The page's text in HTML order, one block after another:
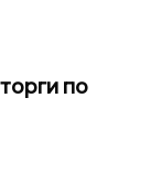
по